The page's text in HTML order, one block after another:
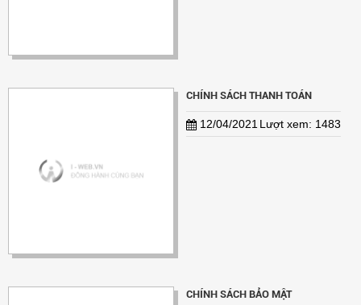
CHÍNH SÁCH THANH TOÁN
12/04/2021 Lượt xem: 1483
CHÍNH SÁCH BẢO MẬT